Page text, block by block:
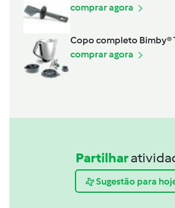
comprar agora
Copo completo Bimby®
comprar agora
Partilhar
Sugestão para